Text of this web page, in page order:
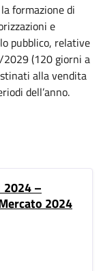
formazione di
e
pubblico, relative
(120 giorni a
alla vendita
dell’anno.
2024 –
2024